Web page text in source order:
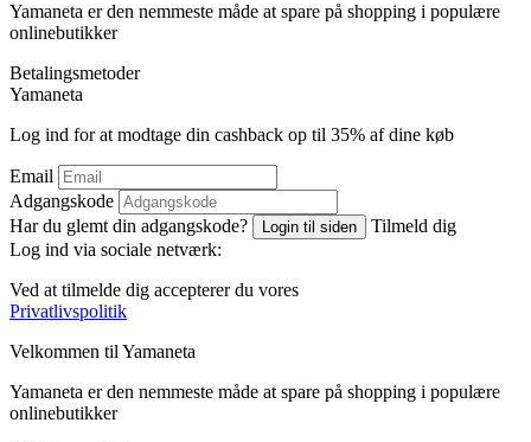
Yamaneta er den nemmeste måde at spare på shopping i populære
onlinebutikker
Betalingsmetoder
Yamaneta
Log ind for at modtage din cashback op til 35% af dine køb
Email
Adgangskode
Har du glemt din adgangskode?
Login til siden
Tilmeld dig
Log ind via sociale netværk:
Ved at tilmelde dig accepterer du vores
Privatlivspolitik
Velkommen til Yamaneta
Yamaneta er den nemmeste måde at spare på shopping i populære
onlinebutikker